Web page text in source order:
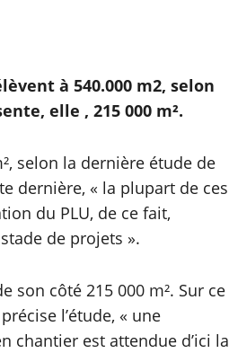
à 540.000 m2, selon
elle , 215 000 m².
selon la dernière étude de
dernière, « la plupart de ces
du PLU, de ce fait,
de projets ».
son côté 215 000 m². Sur ce
l’étude, « une
chantier est attendue d’ici la